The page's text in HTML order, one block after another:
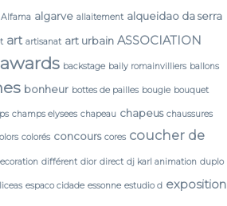
Alfama algarve allaitement alqueidao da serra
art artisanat art urbain ASSOCIATION
awards backstage baily romainvilliers ballons
bonheur bottes de pailles bougie bouquet
champs elysees chapeau chapeus chaussures
colorés concours cores coucher de
différent dior direct dj karl animation duplo
espaco cidade essonne estudio d exposition